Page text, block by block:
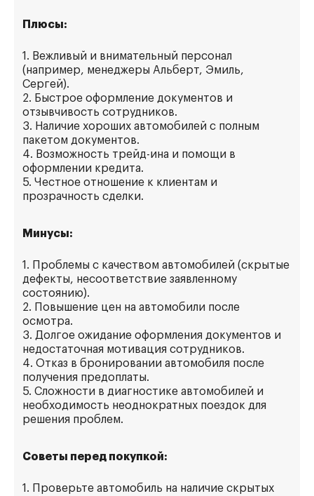
Плюсы:
1. Вежливый и внимательный персонал
(например, менеджеры Альберт, Эмиль,
Сергей).
2. Быстрое оформление документов и
отзывчивость сотрудников.
3. Наличие хороших автомобилей с полным
пакетом документов.
4. Возможность трейд-ина и помощи в
оформлении кредита.
5. Честное отношение к клиентам и
прозрачность сделки.
Минусы:
1. Проблемы с качеством автомобилей (скрытые
дефекты, несоответствие заявленному
состоянию).
2. Повышение цен на автомобили после
осмотра.
3. Долгое ожидание оформления документов и
недостаточная мотивация сотрудников.
4. Отказ в бронировании автомобиля после
получения предоплаты.
5. Сложности в диагностике автомобилей и
необходимость неоднократных поездок для
решения проблем.
Советы перед покупкой:
1. Проверьте автомобиль на наличие скрытых